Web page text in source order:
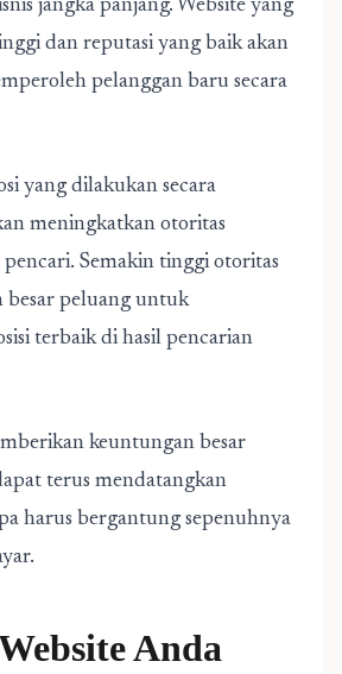
jangka panjang. Website yang
dan reputasi yang baik akan
pelanggan baru secara
yang dilakukan secara
meningkatkan otoritas
Semakin tinggi otoritas
besar peluang untuk
terbaik di hasil pencarian
keuntungan besar
terus mendatangkan
harus bergantung sepenuhnya
Anda